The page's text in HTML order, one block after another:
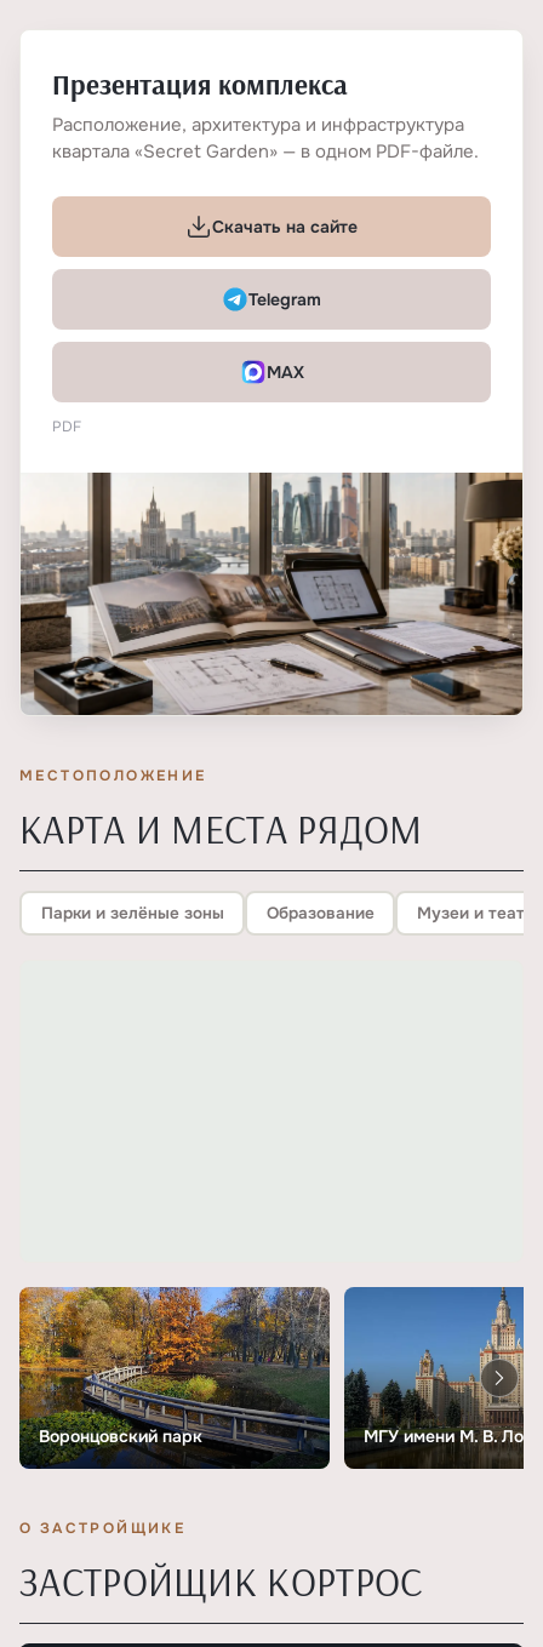
Презентация комплекса
Расположение, архитектура и инфраструктура
квартала «Secret Garden» — в одном PDF-файле.
Скачать на сайте
Telegram
MAX
PDF
МЕСТОПОЛОЖЕНИЕ
КАРТА И МЕСТА РЯДОМ
Парки и зелёные зоны Образование Музеи и
Воронцовский парк МГУ имени М. В.
О ЗАСТРОЙЩИКЕ
ЗАСТРОЙЩИК КОРТРОС